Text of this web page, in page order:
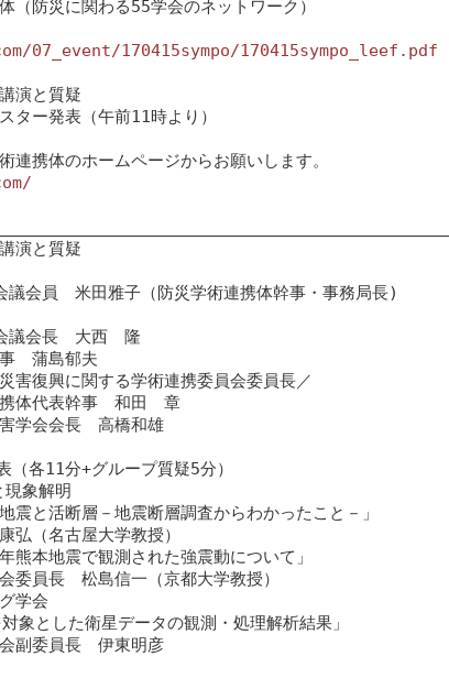
（防災に関わる55学会のネットワーク）
170415sympo/170415sympo_leef.pdf
演と質疑
ター発表（午前11時より）
演と質疑
員　米田雅子（防災学術連携体幹事・事務局長)
会長　大西　隆
害復興に関する学術連携委員会委員長／
表幹事　和田　章
学会会長　高橋和雄
各11分+グループ質疑5分）
象解明
震と活断層－地震断層調査からわかったこと－」
弘（名古屋大学教授）
熊本地震で観測された強震動について」
委員長　松島信一（京都大学教授）
グ学会
対象とした衛星データの観測・処理解析結果」
副委員長　伊東明彦